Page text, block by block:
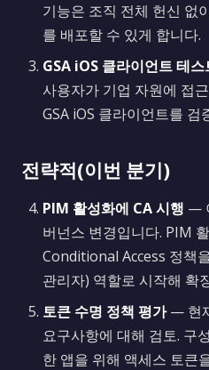
기능은 조직 전체 헌신 없
를 배포할 수 있게 합니다.
GSA iOS 클라이언트 테스
사용자가 기업 자원에 접
GSA iOS 클라이언트를 검
전략적(이번 분기)
PIM 활성화에 CA 시행 —
버넌스 변경입니다. PIM
Conditional Access 정책
관리자) 역할로 시작해 확
토큰 수명 정책 평가— 현
요구사항에 대해 검토. 구
한 앱을 위해 액세스 토큰